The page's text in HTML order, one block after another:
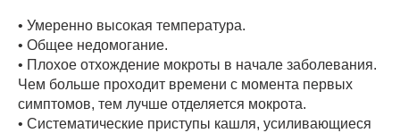
• Умеренно высокая температура.
• Общее недомогание.
• Плохое отхождение мокроты в начале заболевания.
Чем больше проходит времени с момента первых
симптомов, тем лучше отделяется мокрота.
• Систематические приступы кашля, усиливающиеся